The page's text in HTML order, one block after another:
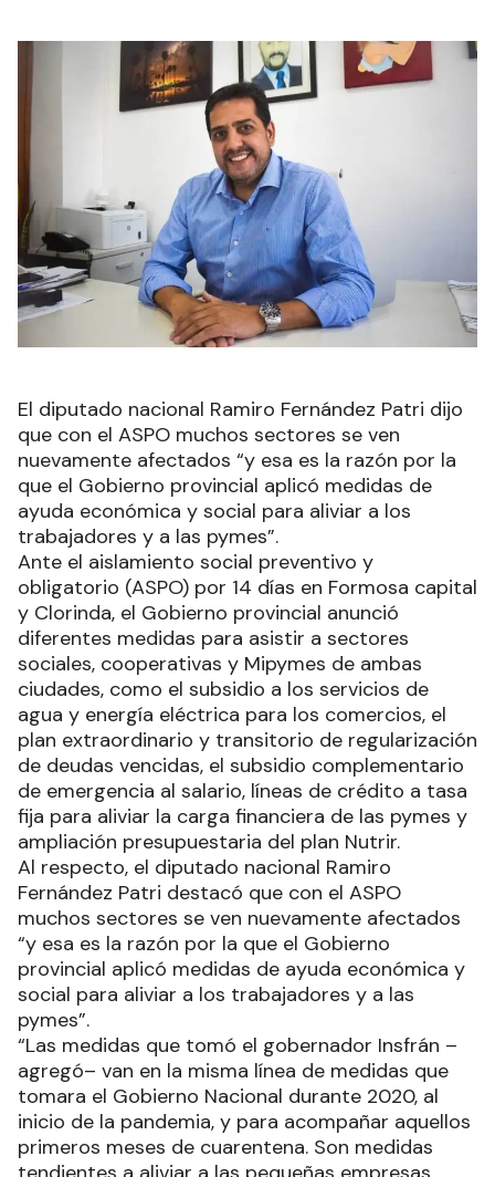
El diputado nacional Ramiro Fernández Patri dijo
que con el ASPO muchos sectores se ven
nuevamente afectados “y esa es la razón por la
que el Gobierno provincial aplicó medidas de
ayuda económica y social para aliviar a los
trabajadores y a las pymes”.
Ante el aislamiento social preventivo y
obligatorio (ASPO) por 14 días en Formosa capital
y Clorinda, el Gobierno provincial anunció
diferentes medidas para asistir a sectores
sociales, cooperativas y Mipymes de ambas
ciudades, como el subsidio a los servicios de
agua y energía eléctrica para los comercios, el
plan extraordinario y transitorio de regularización
de deudas vencidas, el subsidio complementario
de emergencia al salario, líneas de crédito a tasa
fija para aliviar la carga financiera de las pymes y
ampliación presupuestaria del plan Nutrir.
Al respecto, el diputado nacional Ramiro
Fernández Patri destacó que con el ASPO
muchos sectores se ven nuevamente afectados
“y esa es la razón por la que el Gobierno
provincial aplicó medidas de ayuda económica y
social para aliviar a los trabajadores y a las
pymes”.
“Las medidas que tomó el gobernador Insfrán –
agregó– van en la misma línea de medidas que
tomara el Gobierno Nacional durante 2020, al
inicio de la pandemia, y para acompañar aquellos
primeros meses de cuarentena. Son medidas